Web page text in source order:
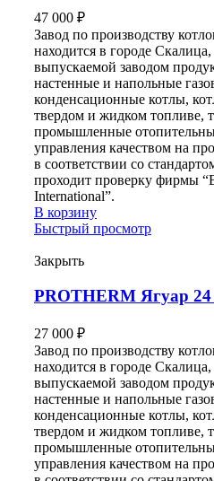
47 000 ₽
Завод по производству
находится в городе
выпускаемой заводом
настенные и напольные
конденсационные котлы,
твердом и жидком топливе,
промышленные
управления качеством на
в соответствии со
проходит проверку фирмы
International”.
В корзину
Быстрый просмотр
Закрыть
PROTHERM Ягуар
27 000 ₽
Завод по производству
находится в городе
выпускаемой заводом
настенные и напольные
конденсационные котлы,
твердом и жидком топливе,
промышленные
управления качеством на